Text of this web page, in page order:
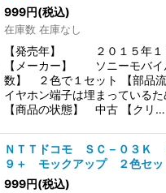
999円(税込)
在庫数 在庫なし
【発売年】 ２０１５年１
【メーカー】 ソニーモバイ
数】 ２色で１セット 【部
イヤホン端子は埋まっている
【商品の状態】 中古 【クリ…
ＮＴＴドコモ ＳＣ－０３Ｋ
９＋ モックアップ ２色セッ
999円(税込)